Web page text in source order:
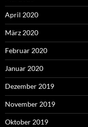
April 2020
März 2020
Februar 2020
Januar 2020
Dezember 2019
November 2019
Oktober 2019